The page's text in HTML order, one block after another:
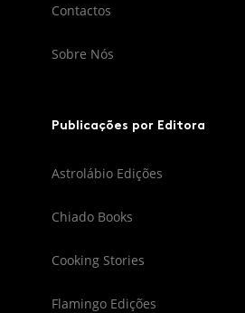
Contactos
Sobre Nós
Publicações por Editora
Astrolábio Edições
Chiado Books
Cooking Stories
Flamingo Edições